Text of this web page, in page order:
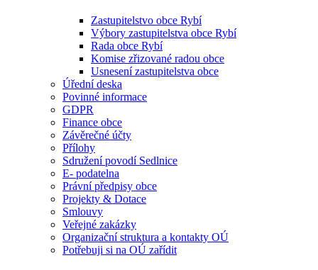
Zastupitelstvo obce Rybí
Výbory zastupitelstva obce Rybí
Rada obce Rybí
Komise zřizované radou obce
Usnesení zastupitelstva obce
Úřední deska
Povinné informace
GDPR
Finance obce
Závěrečné účty
Přílohy
Sdružení povodí Sedlnice
E- podatelna
Právní předpisy obce
Projekty & Dotace
Smlouvy
Veřejné zakázky
Organizační struktura a kontakty OÚ
Potřebuji si na OÚ zařídit